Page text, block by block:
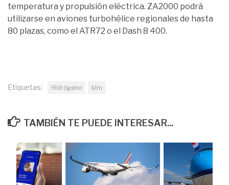
temperatura y propulsión eléctrica. ZA2000 podrá
utilizarse en aviones turbohélice regionales de hasta
80 plazas, como el ATR72 o el Dash 8 400.
Etiquetas: Hidrógeno klm
TAMBIÉN TE PUEDE INTERESAR...